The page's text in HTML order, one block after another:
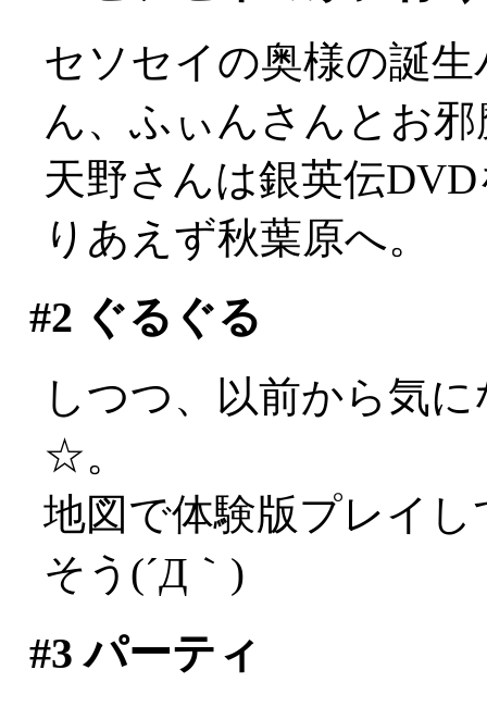
セソセイの奥様の誕
ん、ふぃんさんとお
天野さんは銀英伝
りあえず秋葉原へ。
#2 ぐるぐる
しつつ、以前から気
☆。
地図で体験版プレイ
そう(´Д｀)
#3 パーティ